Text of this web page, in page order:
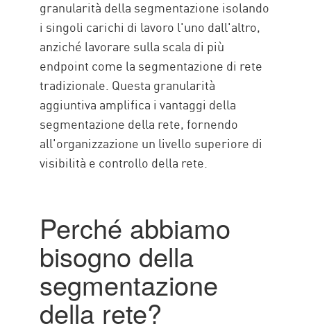
granularità della segmentazione isolando
i singoli carichi di lavoro l'uno dall'altro,
anziché lavorare sulla scala di più
endpoint come la segmentazione di rete
tradizionale. Questa granularità
aggiuntiva amplifica i vantaggi della
segmentazione della rete, fornendo
all'organizzazione un livello superiore di
visibilità e controllo della rete.
Perché abbiamo
bisogno della
segmentazione
della rete?